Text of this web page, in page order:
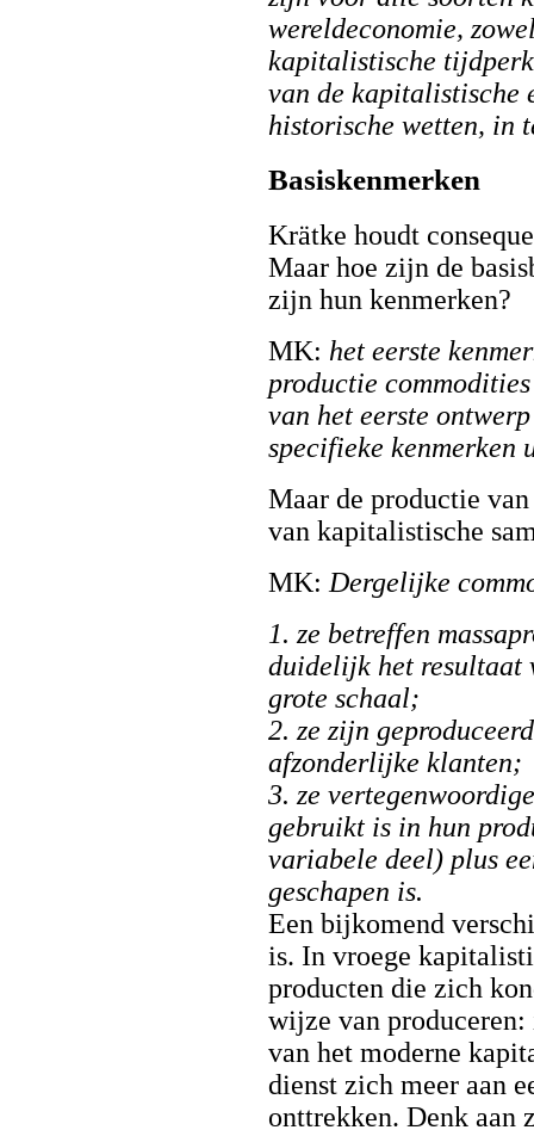
wereldeconomie,
kapitalistische
van de kapitalistische
historische wetten, in
Basiskenmerken
Krätke houdt
Maar hoe zijn de
zijn hun kenmerken?
MK: het eerste
productie
van het eerste
specifieke kenmerken
Maar de productie
van kapitalistische
MK: Dergelijke
1. ze betreffen
duidelijk het resultaat
grote schaal;
2. ze zijn
afzonderlijke klanten;
3. ze
gebruikt is in hun
variabele deel) plus
geschapen is.
Een bijkomend
is. In vroege
producten die zich
wijze van
van het moderne
dienst zich meer aan
onttrekken. Denk aan